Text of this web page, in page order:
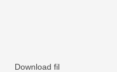
Download fil